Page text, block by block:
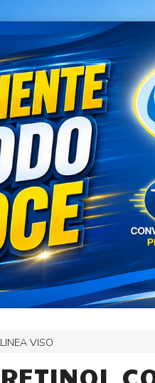
LINEA VISO
RETINOL